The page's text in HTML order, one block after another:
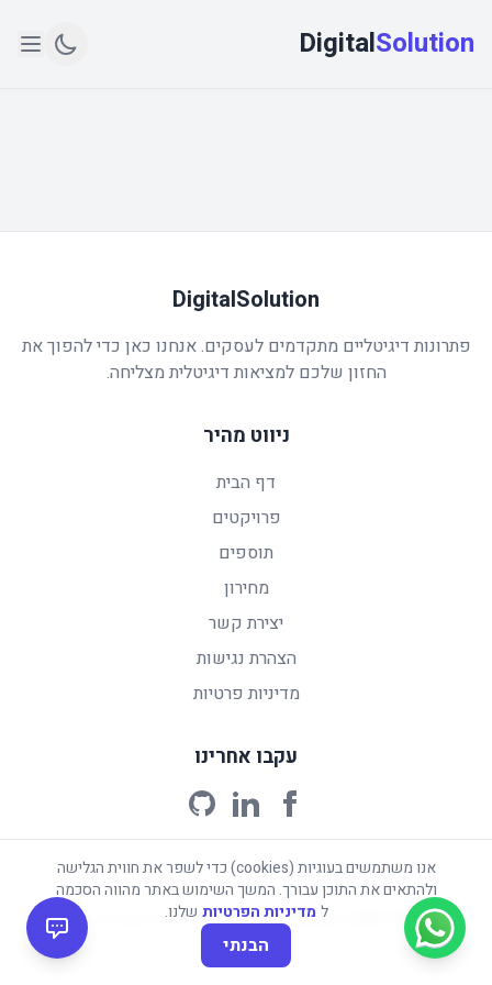
DigitalSolution
DigitalSolution
פתרונות דיגיטליים מתקדמים לעסקים. אנחנו כאן כדי להפוך את
החזון שלכם למציאות דיגיטלית מצליחה.
ניווט מהיר
דף הבית
פרויקטים
תוספים
מחירון
יצירת קשר
הצהרת נגישות
מדיניות פרטיות
עקבו אחרינו
©
אנו משתמשים בעוגיות (cookies) כדי לשפר את חווית הגלישה
ולהתאים את התוכן עבורך. המשך השימוש באתר מהווה הסכמה
ל מדיניות הפרטיות שלנו.
הבנתי